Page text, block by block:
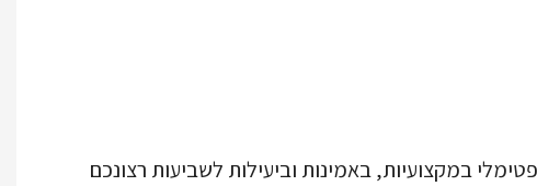
במקצועיות, באמינות וביעילות לשביעות רצונכם